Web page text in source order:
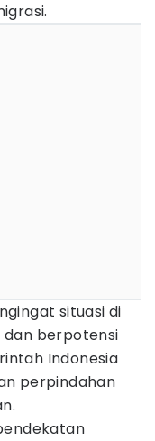
situasi di
dan berpotensi
Indonesia
perpindahan